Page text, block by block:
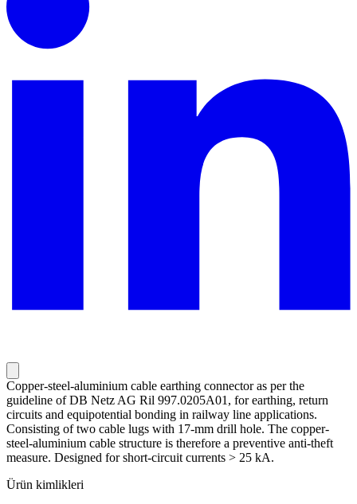
Copper-steel-aluminium cable earthing connector as per the
guideline of DB Netz AG Ril 997.0205A01, for earthing, return
circuits and equipotential bonding in railway line applications.
Consisting of two cable lugs with 17‑mm drill hole. The copper-
steel-aluminium cable structure is therefore a preventive anti-theft
measure. Designed for short-circuit currents > 25 kA.
Ürün kimlikleri